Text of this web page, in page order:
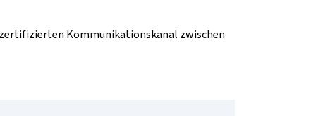
Kommunikationskanal zwischen